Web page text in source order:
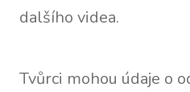
dalšího videa.
Tvůrci mohou údaje o